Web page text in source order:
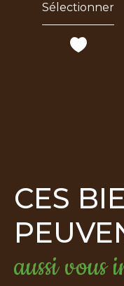
Sélectionner
CES BIENS
aussi vous